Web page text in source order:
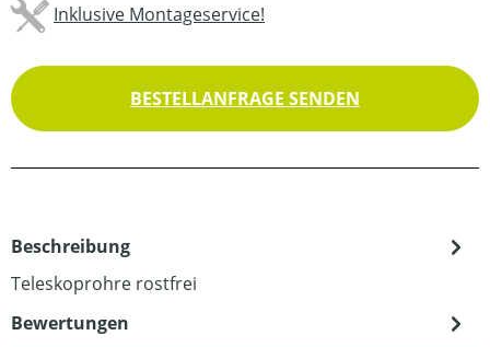
Inklusive Montageservice!
BESTELLANFRAGE SENDEN
Beschreibung
Teleskoprohre rostfrei
Bewertungen